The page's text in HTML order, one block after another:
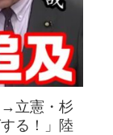
→立憲・杉
る！」陸